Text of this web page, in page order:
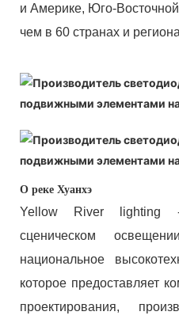
и Америке, Юго-
чем в 60 странах и
О реке Хуанхэ
Yellow River lighting -
сценическом
национальное
которое предоставляет
проектирования,